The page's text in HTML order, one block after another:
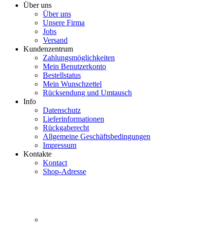
Über uns
Über uns
Unsere Firma
Jobs
Versand
Kundenzentrum
Zahlungsmöglichkeiten
Mein Benutzerkonto
Bestellstatus
Mein Wunschzettel
Rücksendung und Umtausch
Info
Datenschutz
Lieferinformationen
Rückgaberecht
Allgemeine Geschäftsbedingungen
Impressum
Kontakte
Kontact
Shop-Adresse